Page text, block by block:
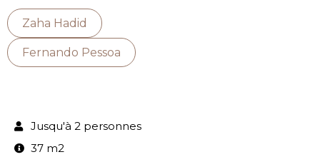
Zaha Hadid
Fernando Pessoa
Jusqu'à 2 personnes
37 m2